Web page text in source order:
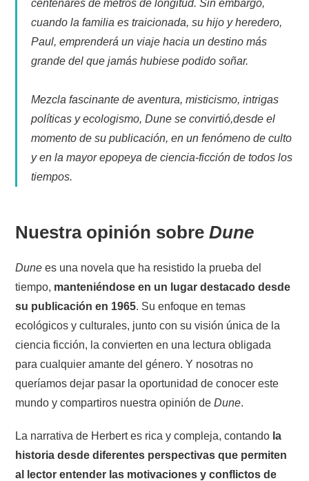
centenares de metros de longitud. Sin embargo,
cuando la familia es traicionada, su hijo y heredero,
Paul, emprenderá un viaje hacia un destino más
grande del que jamás hubiese podido soñar.
Mezcla fascinante de aventura, misticismo, intrigas
políticas y ecologismo, Dune se convirtió,desde el
momento de su publicación, en un fenómeno de culto
y en la mayor epopeya de ciencia-ficción de todos los
tiempos.
Nuestra opinión sobreDune
Dune es una novela que ha resistido la prueba del
tiempo, manteniéndose en un lugar destacado desde
su publicación en 1965. Su enfoque en temas
ecológicos y culturales, junto con su visión única de la
ciencia ficción, la convierten en una lectura obligada
para cualquier amante del género. Y nosotras no
queríamos dejar pasar la oportunidad de conocer este
mundo y compartiros nuestra opinión deDune.
La narrativa de Herbert es rica y compleja, contando la
historia desde diferentes perspectivas que permiten
al lector entender las motivaciones y conflictos de